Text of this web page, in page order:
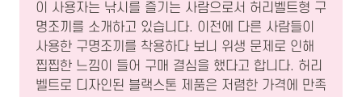
이 사용자는 낚시를 즐기는 사람으로서 허리벨트형 구
명조끼를 소개하고 있습니다. 이전에 다른 사람들이
사용한 구명조끼를 착용하다 보니 위생 문제로 인해
찝찝한 느낌이 들어 구매 결심을 했다고 합니다. 허리
벨트로 디자인된 블랙스톤 제품은 저렴한 가격에 만족